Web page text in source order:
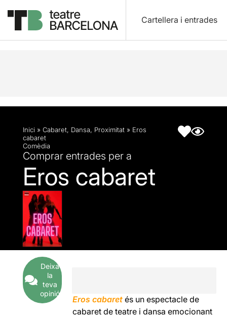
Cartellera i entrades
Descripció Fitxa artística
Inici » Cabaret, Dansa, Proximitat » Eros
cabaret
Comèdia
Comprar entrades per a
Eros cabaret
Deixa
la
teva
opinió
Eros cabaret és un espectacle de
cabaret de teatre i dansa emocionant